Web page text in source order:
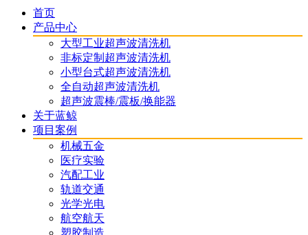
首页
产品中心
大型工业超声波清洗机
非标定制超声波清洗机
小型台式超声波清洗机
全自动超声波清洗机
超声波震棒/震板/换能器
关于蓝鲸
项目案例
机械五金
医疗实验
汽配工业
轨道交通
光学光电
航空航天
塑胶制造